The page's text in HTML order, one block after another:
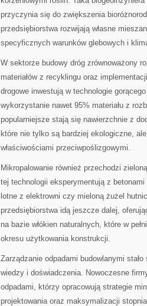
przyczynia się do zwiększenia
przedsiębiorstwa rozwijają własne
specyficznych warunków glebowych i
W sektorze budowy dróg zrównoważony
materiałów z recyklingu oraz
drogowe inwestują w technologie
wykorzystanie nawet 95% materiału z
popularniejsze stają się nawierzchnie z
które nie tylko są bardziej ekologiczne,
właściwościami przeciwpoślizgowymi.
Mikropalowanie również przechodzi
tej technologii eksperymentują z
lotne z elektrowni czy mieloną żużel
przedsiębiorstwa idą jeszcze dalej,
na bazie włókien naturalnych, które w
okresu użytkowania konstrukcji.
Zarządzanie odpadami budowlanymi
wiedzy i doświadczenia. Nowoczesne
odpadami, którzy opracowują strategie
projektowania oraz maksymalizacji